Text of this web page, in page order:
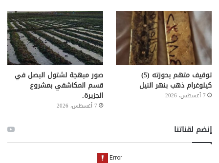
توقيف متهم بحوزته (5)
كيلوغرام ذهب بنهر النيل
7 أغسطس، 2026
صور مبهجة لشتول البصل في
قسم المكاشفي بمشروع
الجزيرة.
7 أغسطس، 2026
إنضم لقناتنا